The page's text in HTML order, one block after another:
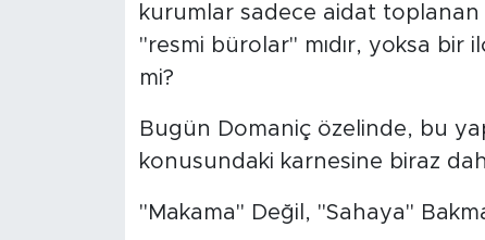
kurumlar sadece aidat
"resmi bürolar" mıdır, yoksa
mi?
Bugün Domaniç özelinde, bu
konusundaki karnesine biraz
"Makama" Değil, "Sahaya"